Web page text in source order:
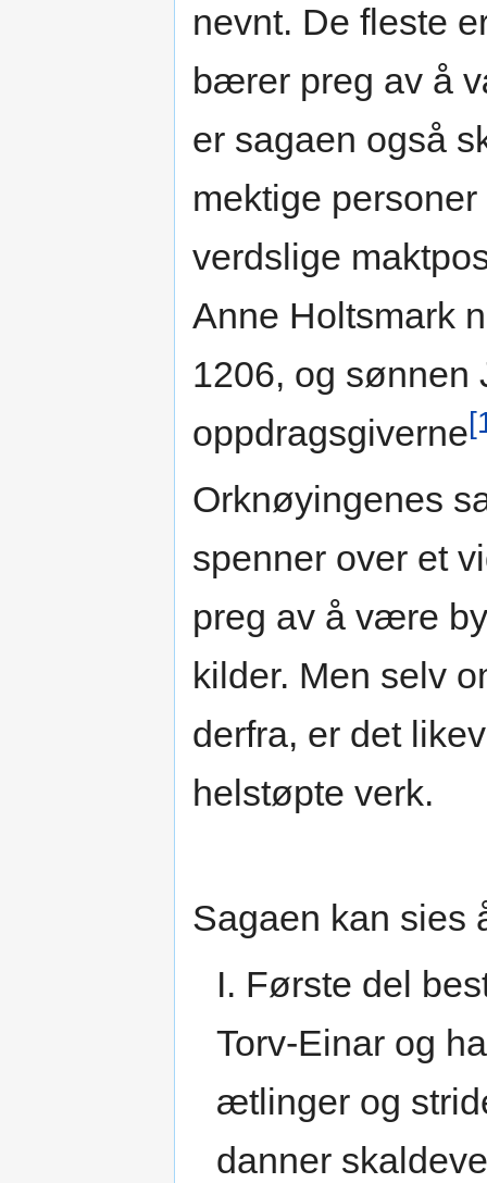
nevnt. De fleste
bærer preg av å
er sagaen også
mektige
verdslige
Anne Holtsmark
1206, og
oppdragsgiverne
Orknøyingenes
spenner over et
preg av å være
kilder. Men selv
derfra, er det
helstøpte verk.
Sagaen kan sies
I. Første del
Torv-Einar og
ætlinger og
danner